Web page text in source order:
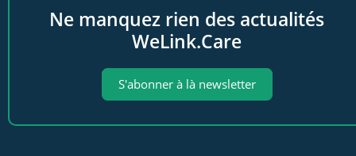
Ne manquez rien des actualités
WeLink.Care
S'abonner à là newsletter